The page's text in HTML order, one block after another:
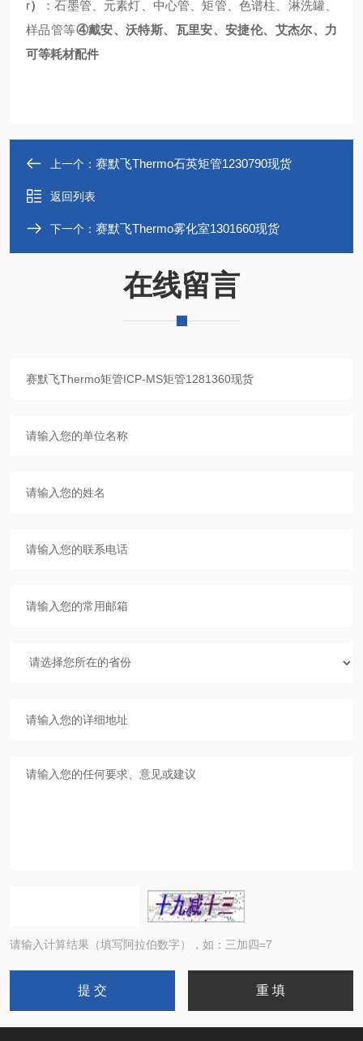
r）
：石墨管、元素灯、中心管、矩管、色谱柱、淋洗罐、
样品管等④戴安、沃特斯、瓦里安、安捷伦、艾杰尔、力
可等耗材配件
上一个： 赛默飞Thermo石英矩管1230790现货
返回列表
下一个： 赛默飞Thermo雾化室1301660现货
在线留言
请输入计算结果（填写阿拉伯数字），如：三加四=7